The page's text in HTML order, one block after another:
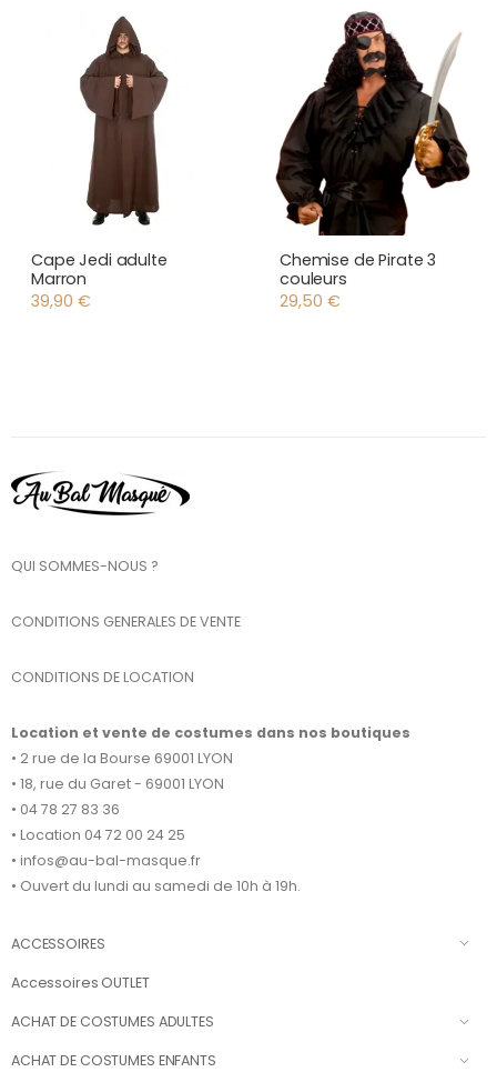
Cape Jedi adulte
Marron
39,90 €
Chemise de Pirate 3
couleurs
29,50 €
QUI SOMMES-NOUS ?
CONDITIONS GENERALES DE VENTE
CONDITIONS DE LOCATION
Location et vente de costumes dans nos boutiques
• 2 rue de la Bourse 69001 LYON
• 18, rue du Garet - 69001 LYON
• 04 78 27 83 36
• Location 04 72 00 24 25
• infos@au-bal-masque.fr
• Ouvert du lundi au samedi de 10h à 19h.
ACCESSOIRES
Accessoires OUTLET
ACHAT DE COSTUMES ADULTES
ACHAT DE COSTUMES ENFANTS